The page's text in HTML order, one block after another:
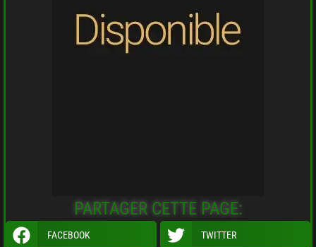
PARTAGER CETTE PAGE:
FACEBOOK TWITTER